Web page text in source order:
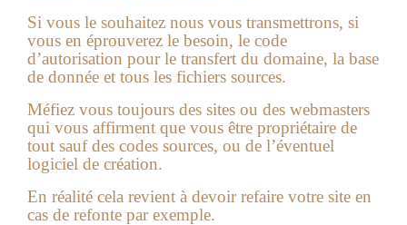
Si vous le souhaitez nous vous transmettrons, si
vous en éprouverez le besoin, le code
d’autorisation pour le transfert du domaine, la base
de donnée et tous les fichiers sources.
Méfiez vous toujours des sites ou des webmasters
qui vous affirment que vous être propriétaire de
tout sauf des codes sources, ou de l’éventuel
logiciel de création.
En réalité cela revient à devoir refaire votre site en
cas de refonte par exemple.